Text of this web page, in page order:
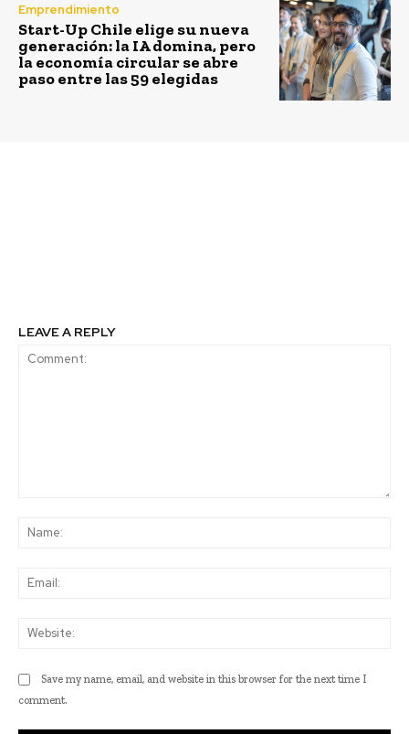
Emprendimiento
Start-Up Chile elige su nueva
generación: la IA domina, pero
la economía circular se abre
paso entre las 59 elegidas
LEAVE A REPLY
Save my name, email, and website in this browser for the next time I
comment.